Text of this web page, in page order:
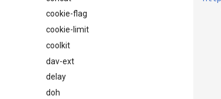
cookie-flag
cookie-limit
coolkit
dav-ext
delay
doh